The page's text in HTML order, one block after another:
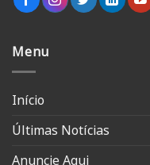
Menu
Início
Últimas Notícias
Anuncie Aqui